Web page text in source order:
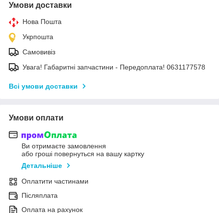
Умови доставки
Нова Пошта
Укрпошта
Самовивіз
Увага! Габаритні запчастини - Передоплата! 0631177578
Всі умови доставки
Умови оплати
Ви отримаєте замовлення
або гроші повернуться на вашу картку
Детальніше
Оплатити частинами
Післяплата
Оплата на рахунок